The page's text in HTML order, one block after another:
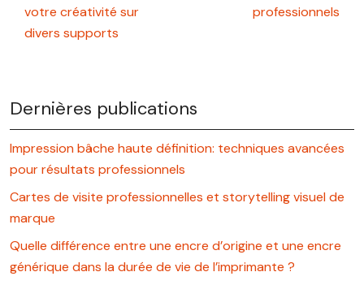
votre créativité sur
divers supports
professionnels
Dernières publications
Impression bâche haute définition: techniques avancées
pour résultats professionnels
Cartes de visite professionnelles et storytelling visuel de
marque
Quelle différence entre une encre d’origine et une encre
générique dans la durée de vie de l’imprimante ?